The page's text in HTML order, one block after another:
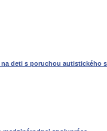
deti s poruchou autistického